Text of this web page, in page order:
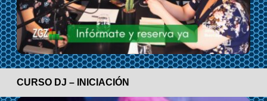
CURSO DJ – INICIACIÓN